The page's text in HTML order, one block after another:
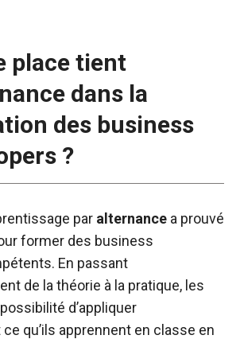
place tient
dans la
des business
?
par alternance a prouvé
former des business
En passant
de la théorie à la pratique, les
d’appliquer
qu’ils apprennent en classe en